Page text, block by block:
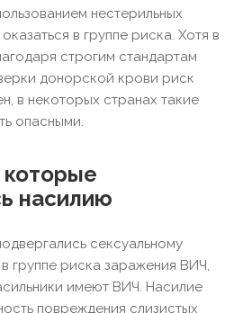
нестерильных
в группе риска. Хотя в
строгим стандартам
донорской крови риск
в некоторых странах такие
опасными.
насилию
сексуальному
группе риска заражения ВИЧ,
имеют ВИЧ. Насилие
повреждения слизистых